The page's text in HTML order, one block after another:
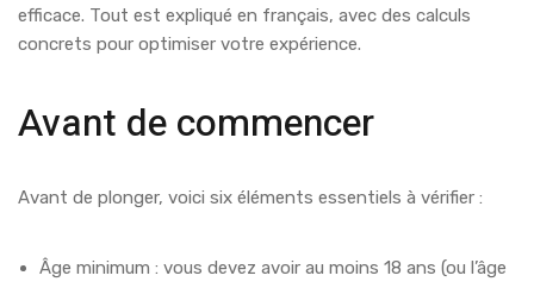
efficace. Tout est expliqué en français, avec des calculs
concrets pour optimiser votre expérience.
Avant de commencer
Avant de plonger, voici six éléments essentiels à vérifier :
Âge minimum : vous devez avoir au moins 18 ans (ou l’âge